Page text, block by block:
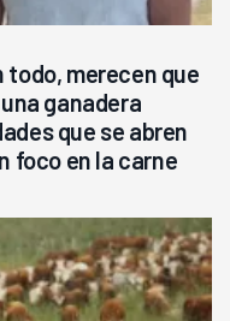
todo, merecen que
ganadera
que se abren
foco en la carne